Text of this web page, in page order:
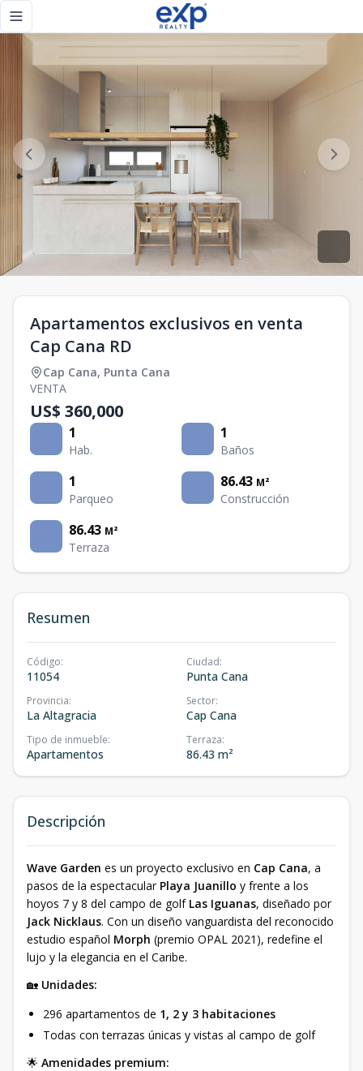
Toggle navigation menu
Apartamentos exclusivos en venta
Cap Cana RD
Cap Cana, Punta Cana
VENTA
US$ 360,000
1
Hab.
1
Baños
1
Parqueo
86.43 M²
Construcción
86.43 M²
Terraza
Resumen
Código:
11054
Ciudad:
Punta Cana
Provincia:
La Altagracia
Sector:
Cap Cana
Tipo de inmueble:
Apartamentos
Terraza:
86.43 m²
Descripción
Wave Garden es un proyecto exclusivo en Cap Cana, a
pasos de la espectacular Playa Juanillo y frente a los
hoyos 7 y 8 del campo de golf Las Iguanas, diseñado por
Jack Nicklaus. Con un diseño vanguardista del reconocido
estudio español Morph (premio OPAL 2021), redefine el
lujo y la elegancia en el Caribe.
🏡 Unidades:
296 apartamentos de 1, 2 y 3 habitaciones
Todas con terrazas únicas y vistas al campo de golf
🌟 Amenidades premium:
Apartamentos exclusivos en venta Cap Cana RD - eXp